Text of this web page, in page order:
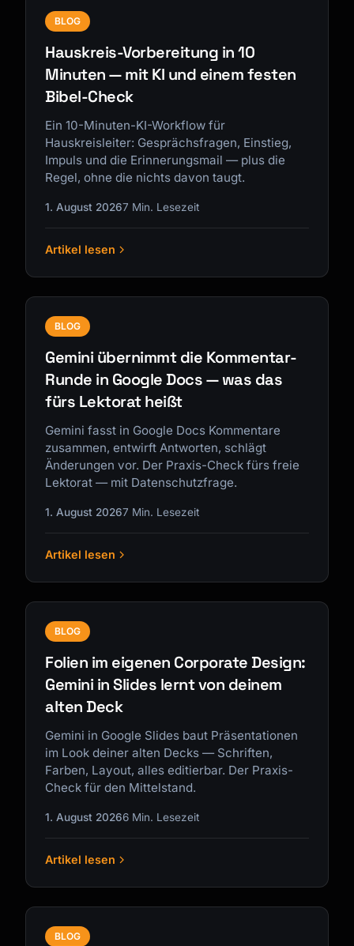
BLOG
Hauskreis-Vorbereitung in 10
Minuten — mit KI und einem festen
Bibel-Check
Ein 10-Minuten-KI-Workflow für
Hauskreisleiter: Gesprächsfragen, Einstieg,
Impuls und die Erinnerungsmail — plus die
Regel, ohne die nichts davon taugt.
1. August 20267 Min. Lesezeit
Artikel lesen
BLOG
Gemini übernimmt die Kommentar-
Runde in Google Docs — was das
fürs Lektorat heißt
Gemini fasst in Google Docs Kommentare
zusammen, entwirft Antworten, schlägt
Änderungen vor. Der Praxis-Check fürs freie
Lektorat — mit Datenschutzfrage.
1. August 20267 Min. Lesezeit
Artikel lesen
BLOG
Folien im eigenen Corporate Design:
Gemini in Slides lernt von deinem
alten Deck
Gemini in Google Slides baut Präsentationen
im Look deiner alten Decks — Schriften,
Farben, Layout, alles editierbar. Der Praxis-
Check für den Mittelstand.
1. August 20266 Min. Lesezeit
Artikel lesen
BLOG